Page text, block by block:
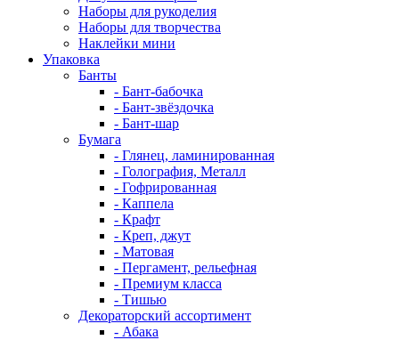
Наборы для рукоделия
Наборы для творчества
Наклейки мини
Упаковка
Банты
- Бант-бабочка
- Бант-звёздочка
- Бант-шар
Бумага
- Глянец, ламинированная
- Голография, Металл
- Гофрированная
- Каппела
- Крафт
- Креп, джут
- Матовая
- Пергамент, рельефная
- Премиум класса
- Тишью
Декораторский ассортимент
- Абака